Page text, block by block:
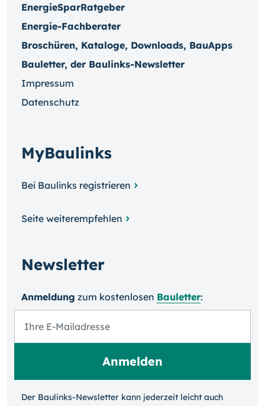
EnergieSparRatgeber
Energie-Fachberater
Broschüren, Kataloge, Downloads, BauApps
Bauletter, der Baulinks-Newsletter
Impressum
Datenschutz
MyBaulinks
Bei Baulinks registrieren
Seite weiterempfehlen
Newsletter
Anmeldung zum kosten­losen Bauletter:
Der Baulinks-Newsletter kann jeder­zeit leicht auch